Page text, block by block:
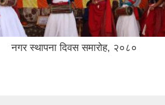
नवनिर्वाचित प्रमुख, उपप्रमुख तथा वडा